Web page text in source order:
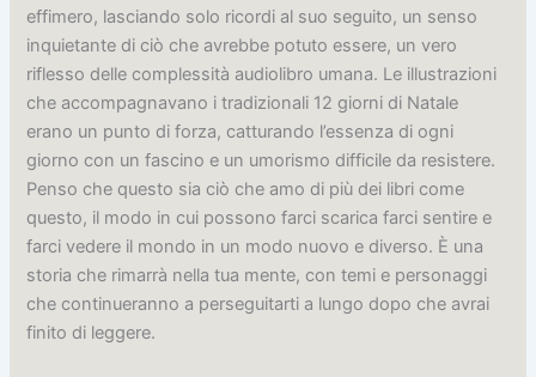
effimero, lasciando solo ricordi al suo seguito, un senso
inquietante di ciò che avrebbe potuto essere, un vero
riflesso delle complessità audiolibro umana. Le illustrazioni
che accompagnavano i tradizionali 12 giorni di Natale
erano un punto di forza, catturando l’essenza di ogni
giorno con un fascino e un umorismo difficile da resistere.
Penso che questo sia ciò che amo di più dei libri come
questo, il modo in cui possono farci scarica farci sentire e
farci vedere il mondo in un modo nuovo e diverso. È una
storia che rimarrà nella tua mente, con temi e personaggi
che continueranno a perseguitarti a lungo dopo che avrai
finito di leggere.